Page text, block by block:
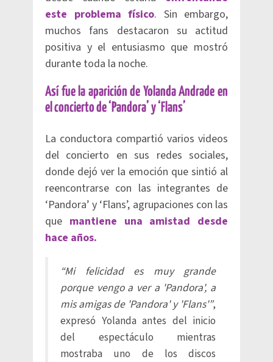
este problema físico. Sin embargo,
muchos fans destacaron su actitud
positiva y el entusiasmo que mostró
durante toda la noche.
Así fue la aparición de Yolanda Andrade en
el concierto de ‘Pandora’ y ‘Flans’
La conductora compartió varios videos
del concierto en sus redes sociales,
donde dejó ver la emoción que sintió al
reencontrarse con las integrantes de
‘Pandora’ y ‘Flans’, agrupaciones con las
que mantiene una amistad desde
hace años.
“Mi felicidad es muy grande
porque vengo a ver a 'Pandora', a
mis amigas de 'Pandora' y 'Flans'”,
expresó Yolanda antes del inicio
del espectáculo mientras
mostraba uno de los discos